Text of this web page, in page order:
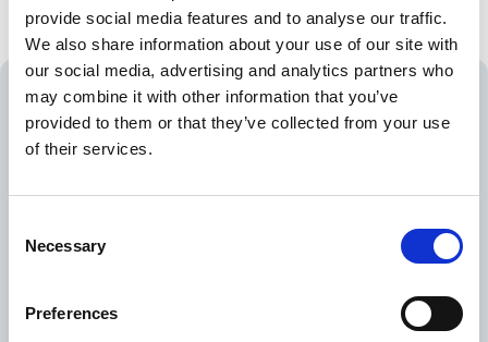
provide social media features and to analyse our traffic.
We also share information about your use of our site with
our social media, advertising and analytics partners who
may combine it with other information that you’ve
provided to them or that they’ve collected from your use
of their services.
Necessary
Preferences
Teknisk beskrivning
Färg
Material
Längd (mm)